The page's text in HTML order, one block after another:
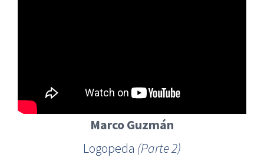
Marco Guzmán
Logopeda (Parte 2)